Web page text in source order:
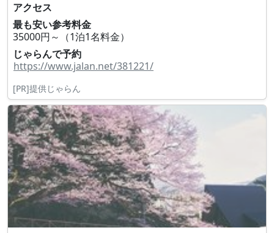
アクセス
最も安い参考料金
35000円～（1泊1名料金）
じゃらんで予約
https://www.jalan.net/381221/
[PR]提供じゃらん